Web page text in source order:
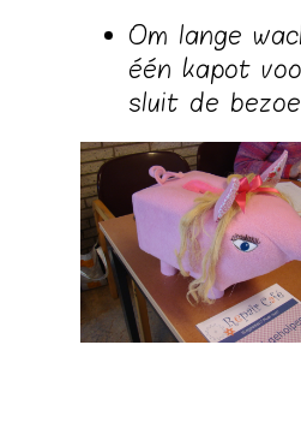
Om lange
één kapot
sluit de